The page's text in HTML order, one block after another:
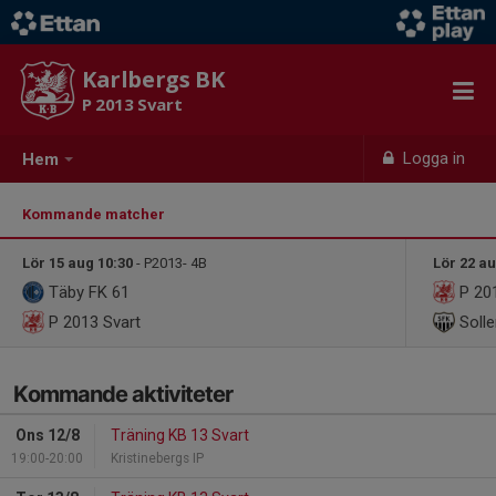
Hem Logga in
Karlbergs BK
P 2013 Svart
Kommande matcher
Lör 15 aug 10:30 - P2013- 4B
Täby FK 61
P 2013 Svart
Lör 22
P
Kommande aktiviteter
Ons 12/8
19:00-20:00
Träning KB 13 Svart
Kristinebergs IP